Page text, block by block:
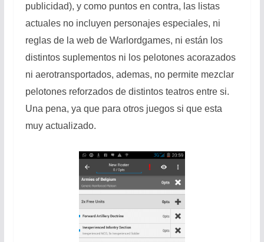
publicidad), y como puntos en contra, las listas
actuales no incluyen personajes especiales, ni
reglas de la web de Warlordgames, ni están los
distintos suplementos ni los pelotones acorazados
ni aerotransportados, ademas, no permite mezclar
pelotones reforzados de distintos teatros entre si.
Una pena, ya que para otros juegos si que esta
muy actualizado.